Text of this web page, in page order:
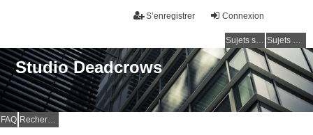
Connexion
S’enregistrer
Sujets sans réponse Sujets actifs
Studio Deadcrows
FAQ Rechercher